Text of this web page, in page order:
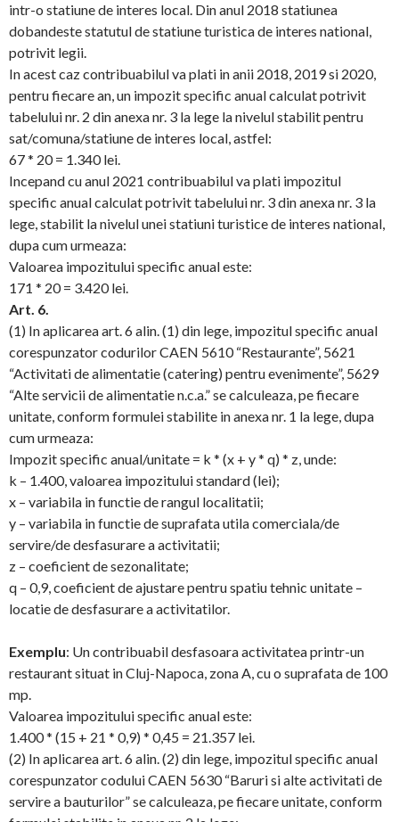
intr-o statiune de interes local. Din anul 2018 statiunea
dobandeste statutul de statiune turistica de interes national,
potrivit legii.
In acest caz contribuabilul va plati in anii 2018, 2019 si 2020,
pentru fiecare an, un impozit specific anual calculat potrivit
tabelului nr. 2 din anexa nr. 3 la lege la nivelul stabilit pentru
sat/comuna/statiune de interes local, astfel:
67 * 20 = 1.340 lei.
Incepand cu anul 2021 contribuabilul va plati impozitul
specific anual calculat potrivit tabelului nr. 3 din anexa nr. 3 la
lege, stabilit la nivelul unei statiuni turistice de interes national,
dupa cum urmeaza:
Valoarea impozitului specific anual este:
171 * 20 = 3.420 lei.
Art. 6.
(1) In aplicarea art. 6 alin. (1) din lege, impozitul specific anual
corespunzator codurilor CAEN 5610 “Restaurante”, 5621
“Activitati de alimentatie (catering) pentru evenimente”, 5629
“Alte servicii de alimentatie n.c.a.” se calculeaza, pe fiecare
unitate, conform formulei stabilite in anexa nr. 1 la lege, dupa
cum urmeaza:
Impozit specific anual/unitate = k * (x + y * q) * z, unde:
k – 1.400, valoarea impozitului standard (lei);
x – variabila in functie de rangul localitatii;
y – variabila in functie de suprafata utila comerciala/de
servire/de desfasurare a activitatii;
z – coeficient de sezonalitate;
q – 0,9, coeficient de ajustare pentru spatiu tehnic unitate –
locatie de desfasurare a activitatilor.
Exemplu: Un contribuabil desfasoara activitatea printr-un
restaurant situat in Cluj-Napoca, zona A, cu o suprafata de 100
mp.
Valoarea impozitului specific anual este:
1.400 * (15 + 21 * 0,9) * 0,45 = 21.357 lei.
(2) In aplicarea art. 6 alin. (2) din lege, impozitul specific anual
corespunzator codului CAEN 5630 “Baruri si alte activitati de
servire a bauturilor” se calculeaza, pe fiecare unitate, conform